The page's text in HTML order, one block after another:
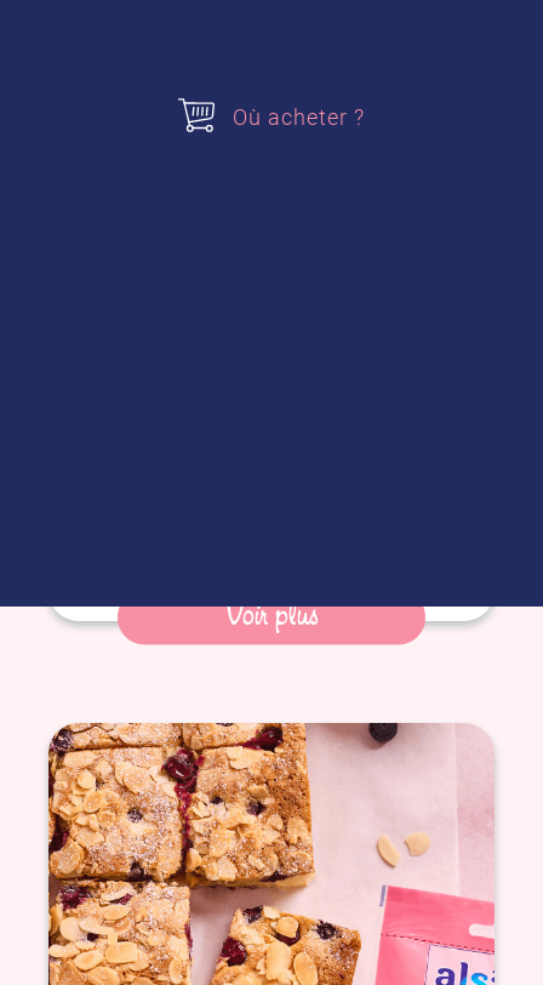
Voir plus
Où acheter ?